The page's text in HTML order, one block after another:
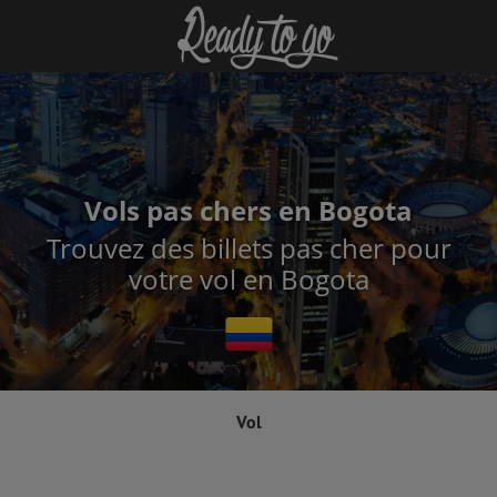
Vols pas chers en Bogota
Trouvez des billets pas cher pour
votre vol en Bogota
Vol